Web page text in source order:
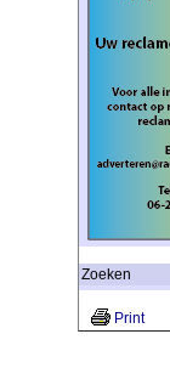
Zoeken
Print